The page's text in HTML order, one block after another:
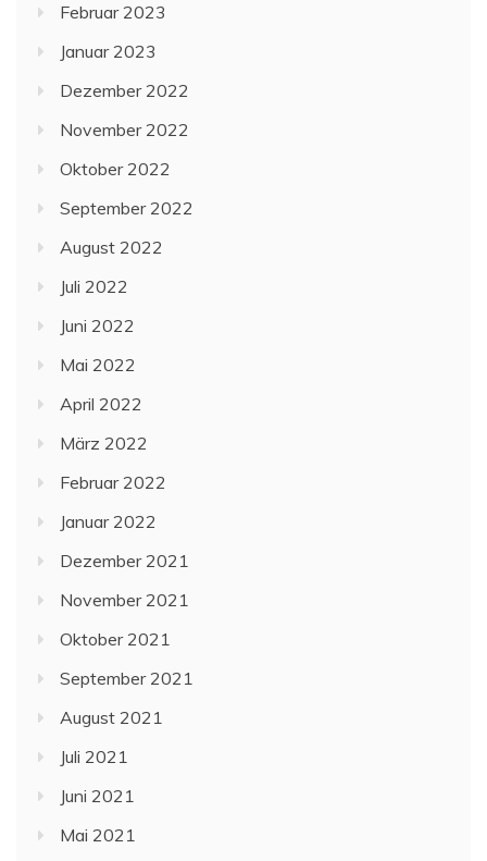
Februar 2023
Januar 2023
Dezember 2022
November 2022
Oktober 2022
September 2022
August 2022
Juli 2022
Juni 2022
Mai 2022
April 2022
März 2022
Februar 2022
Januar 2022
Dezember 2021
November 2021
Oktober 2021
September 2021
August 2021
Juli 2021
Juni 2021
Mai 2021